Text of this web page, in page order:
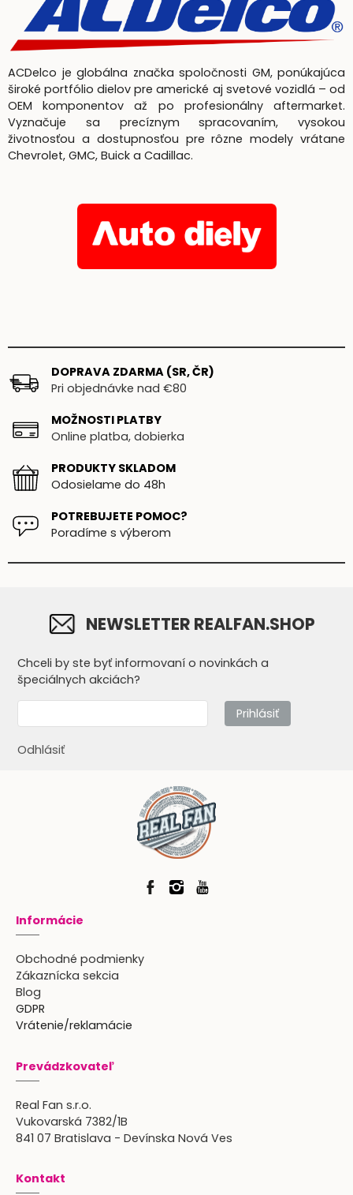
ACDelco je globálna značka spoločnosti GM, ponúkajúca
široké portfólio dielov pre americké aj svetové vozidlá – od
OEM komponentov až po profesionálny aftermarket.
Vyznačuje sa precíznym spracovaním, vysokou
životnosťou a dostupnosťou pre rôzne modely vrátane
Chevrolet, GMC, Buick a Cadillac.
DOPRAVA ZDARMA (SR, ČR)
Pri objednávke nad €80
MOŽNOSTI PLATBY
Online platba, dobierka
PRODUKTY SKLADOM
Odosielame do 48h
POTREBUJETE POMOC?
Poradíme s výberom
NEWSLETTER REALFAN.SHOP
Chceli by ste byť informovaní o novinkách a
špeciálnych akciách?
Prihlásiť
Odhlásiť
Informácie
Obchodné podmienky
Zákaznícka sekcia
Blog
GDPR
Vrátenie/reklamácie
Prevádzkovateľ
Real Fan s.r.o.
Vukovarská 7382/1B
841 07 Bratislava - Devínska Nová Ves
Kontakt